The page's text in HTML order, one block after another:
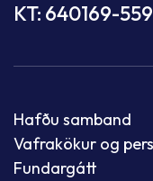
KT: 640169-
Hafðu samband
Vafrakökur og
Fundargátt